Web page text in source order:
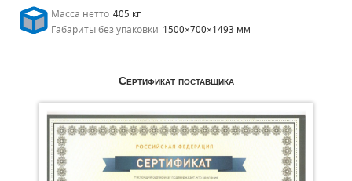
Масса нетто 405 кг
Габариты без упаковки 1500×700×1493 мм
Сертификат поставщика